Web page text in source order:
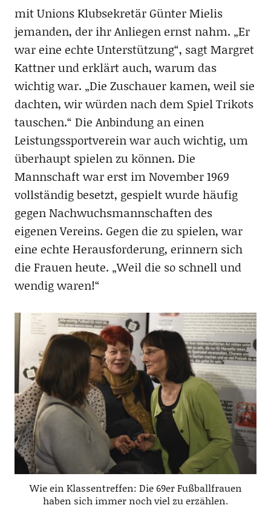
mit Unions Klubsekretär Günter Mielis
jemanden, der ihr Anliegen ernst nahm. „Er
war eine echte Unterstützung“, sagt Margret
Kattner und erklärt auch, warum das
wichtig war. „Die Zuschauer kamen, weil sie
dachten, wir würden nach dem Spiel Trikots
tauschen.“ Die Anbindung an einen
Leistungssportverein war auch wichtig, um
überhaupt spielen zu können. Die
Mannschaft war erst im November 1969
vollständig besetzt, gespielt wurde häufig
gegen Nachwuchsmannschaften des
eigenen Vereins. Gegen die zu spielen, war
eine echte Herausforderung, erinnern sich
die Frauen heute. „Weil die so schnell und
wendig waren!“
Wie ein Klassentreffen: Die 69er Fußballfrauen
haben sich immer noch viel zu erzählen.